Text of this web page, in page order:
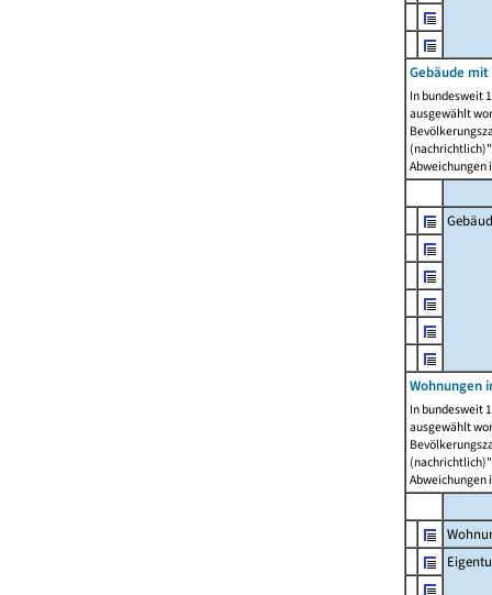
Gebäude mit
In bundesweit
ausgewählt
Abweichungen
Wohnungen
In bundesweit
ausgewählt
Abweichungen